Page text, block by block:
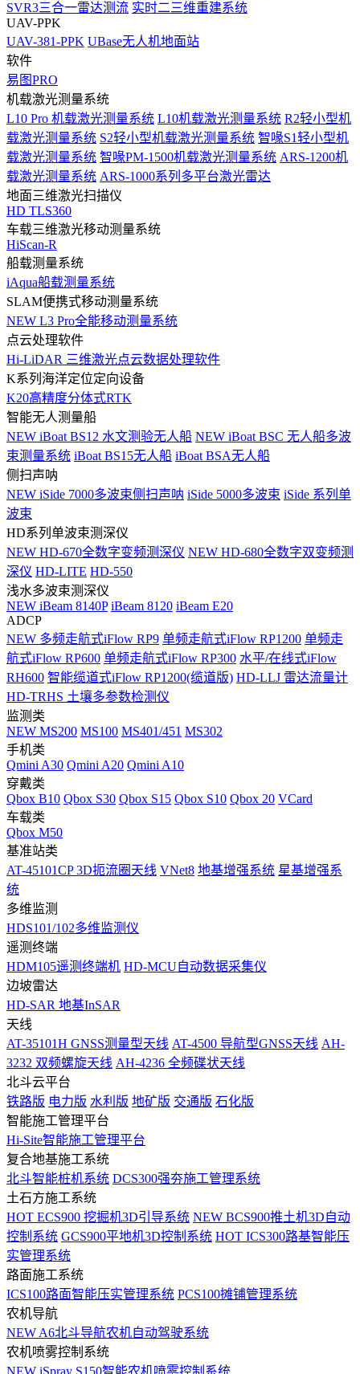
SVR3三合一雷达测流 实时二三维重建系统
UAV-PPK
UAV-381-PPK UBase无人机地面站
软件
易图PRO
机载激光测量系统
L10 Pro 机载激光测量系统 L10机载激光测量系统 R2轻小型机
载激光测量系统 S2轻小型机载激光测量系统 智喙S1轻小型机
载激光测量系统 智喙PM-1500机载激光测量系统 ARS-1200机
载激光测量系统 ARS-1000系列多平台激光雷达
地面三维激光扫描仪
HD TLS360
车载三维激光移动测量系统
HiScan-R
船载测量系统
iAqua船载测量系统
SLAM便携式移动测量系统
NEW L3 Pro全能移动测量系统
点云处理软件
Hi-LiDAR 三维激光点云数据处理软件
K系列海洋定位定向设备
K20高精度分体式RTK
智能无人测量船
NEW iBoat BS12 水文测验无人船 NEW iBoat BSC 无人船多波
束测量系统 iBoat BS15无人船 iBoat BSA无人船
侧扫声呐
NEW iSide 7000多波束侧扫声呐 iSide 5000多波束 iSide 系列单
波束
HD系列单波束测深仪
NEW HD-670全数字变频测深仪 NEW HD-680全数字双变频测
深仪 HD-LITE HD-550
浅水多波束测深仪
NEW iBeam 8140P iBeam 8120 iBeam E20
ADCP
NEW 多频走航式iFlow RP9 单频走航式iFlow RP1200 单频走
航式iFlow RP600 单频走航式iFlow RP300 水平/在线式iFlow
RH600 智能缆道式iFlow RP1200(缆道版) HD-LLJ 雷达流量计
HD-TRHS 土壤多参数检测仪
监测类
NEW MS200 MS100 MS401/451 MS302
手机类
Qmini A30 Qmini A20 Qmini A10
穿戴类
Qbox B10 Qbox S30 Qbox S15 Qbox S10 Qbox 20 VCard
车载类
Qbox M50
基准站类
AT-45101CP 3D扼流圈天线 VNet8 地基增强系统 星基增强系
统
多维监测
HDS101/102多维监测仪
遥测终端
HDM105遥测终端机 HD-MCU自动数据采集仪
边坡雷达
HD-SAR 地基InSAR
天线
AT-35101H GNSS测量型天线 AT-4500 导航型GNSS天线 AH-
3232 双频螺旋天线 AH-4236 全频碟状天线
北斗云平台
铁路版 电力版 水利版 地矿版 交通版 石化版
智能施工管理平台
Hi-Site智能施工管理平台
复合地基施工系统
北斗智能桩机系统 DCS300强夯施工管理系统
土石方施工系统
HOT ECS900 挖掘机3D引导系统 NEW BCS900推土机3D自动
控制系统 GCS900平地机3D控制系统 HOT ICS300路基智能压
实管理系统
路面施工系统
ICS100路面智能压实管理系统 PCS100摊铺管理系统
农机导航
NEW A6北斗导航农机自动驾驶系统
农机喷雾控制系统
NEW iSpray S150智能农机喷雾控制系统